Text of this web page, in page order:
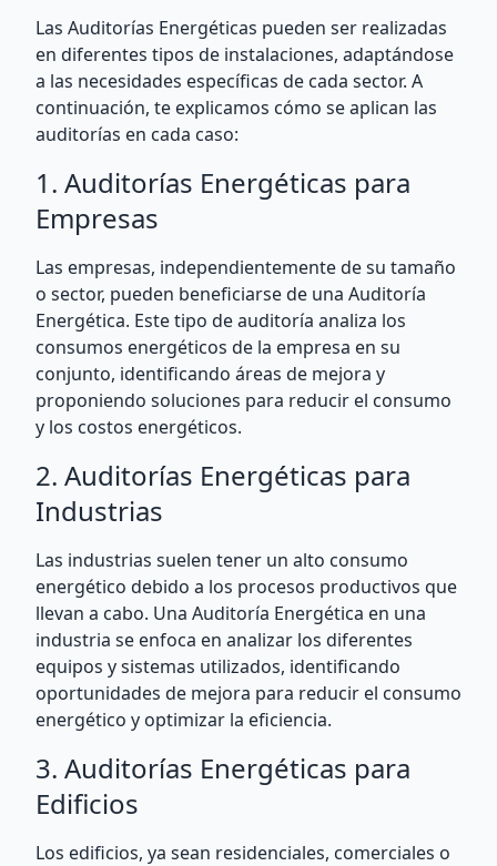
Las Auditorías Energéticas pueden ser realizadas
en diferentes tipos de instalaciones, adaptándose
a las necesidades específicas de cada sector. A
continuación, te explicamos cómo se aplican las
auditorías en cada caso:
1. Auditorías Energéticas para
Empresas
Las empresas, independientemente de su tamaño
o sector, pueden beneficiarse de una Auditoría
Energética. Este tipo de auditoría analiza los
consumos energéticos de la empresa en su
conjunto, identificando áreas de mejora y
proponiendo soluciones para reducir el consumo
y los costos energéticos.
2. Auditorías Energéticas para
Industrias
Las industrias suelen tener un alto consumo
energético debido a los procesos productivos que
llevan a cabo. Una Auditoría Energética en una
industria se enfoca en analizar los diferentes
equipos y sistemas utilizados, identificando
oportunidades de mejora para reducir el consumo
energético y optimizar la eficiencia.
3. Auditorías Energéticas para
Edificios
Los edificios, ya sean residenciales, comerciales o